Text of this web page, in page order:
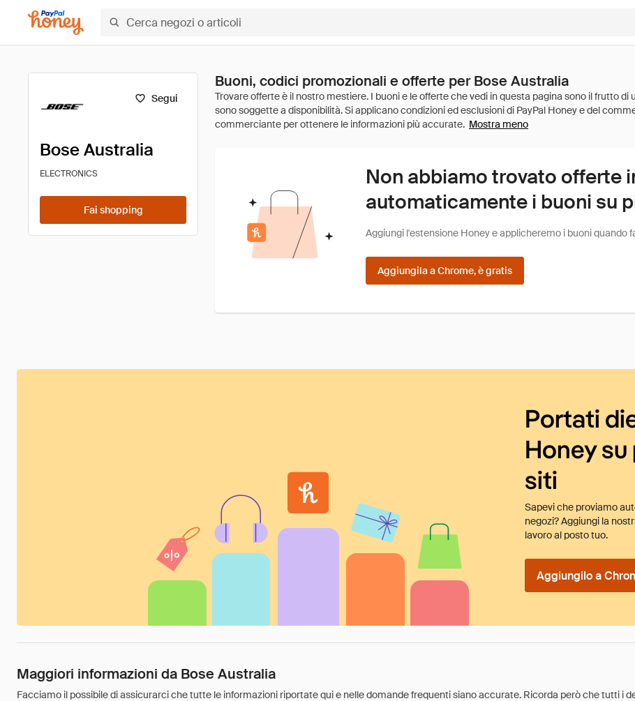
Segui
Bose Australia
ELECTRONICS
Fai shopping
Buoni, codici promozionali e offerte per Bose Australia
Mostra meno
Non abbiamo trovato offerte
automaticamente i buoni su
Aggiungi l'estensione Honey e applicheremo i buoni quando
Aggiungila a Chrome, è gratis
Portati
Honey
siti
Sapevi che proviamo
negozi? Aggiungi la
lavoro al posto tuo.
Aggiungilo a
Maggiori informazioni da Bose Australia
Facciamo il possibile di assicurarci che tutte le informazioni riportate qui e nelle domande frequenti siano accurate. Ricorda però che tutti i